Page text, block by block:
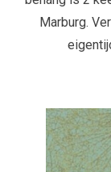
Marburg.